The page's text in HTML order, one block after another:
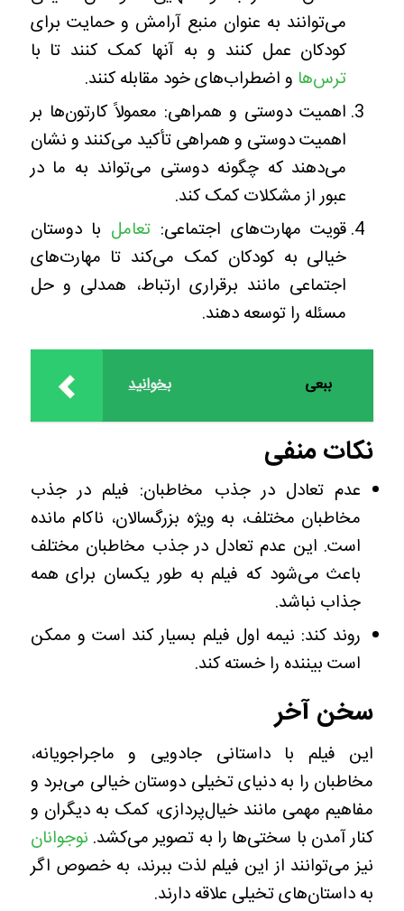
می‌توانند به عنوان منبع آرامش و حمایت برای
کودکان عمل کنند و به آنها کمک کنند تا با
ترس‌ها و اضطراب‌های خود مقابله کنند.
اهمیت دوستی و همراهی: معمولاً کارتون‌ها بر
اهمیت دوستی و همراهی تأکید می‌کنند و نشان
می‌دهند که چگونه دوستی می‌تواند به ما در
عبور از مشکلات کمک کند.
قویت مهارت‌های اجتماعی: تعامل با دوستان
خیالی به کودکان کمک می‌کند تا مهارت‌های
اجتماعی مانند برقراری ارتباط، همدلی و حل
مسئله را توسعه دهند.
بخوانید ببعی
نکات منفی
عدم تعادل در جذب مخاطبان: فیلم در جذب
مخاطبان مختلف، به ویژه بزرگسالان، ناکام مانده
است. این عدم تعادل در جذب مخاطبان مختلف
باعث می‌شود که فیلم به طور یکسان برای همه
جذاب نباشد.
روند کند: نیمه اول فیلم بسیار کند است و ممکن
است بیننده را خسته کند.
سخن آخر
این فیلم با داستانی جادویی و ماجراجویانه،
مخاطبان را به دنیای تخیلی دوستان خیالی می‌برد و
مفاهیم مهمی مانند خیال‌پردازی، کمک به دیگران و
کنار آمدن با سختی‌ها را به تصویر می‌کشد. نوجوانان
نیز می‌توانند از این فیلم لذت ببرند، به خصوص اگر
به داستان‌های تخیلی علاقه دارند.